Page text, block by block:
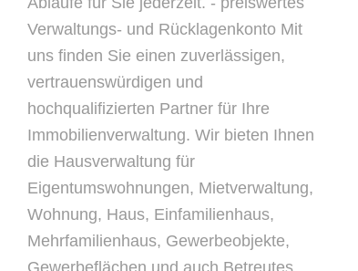
Verwaltungs- und Rücklagenkonto Mit
uns finden Sie einen zuverlässigen,
vertrauenswürdigen und
hochqualifizierten Partner für Ihre
Immobilienverwaltung. Wir bieten Ihnen
die Hausverwaltung für
Eigentumswohnungen, Mietverwaltung,
Wohnung, Haus, Einfamilienhaus,
Mehrfamilienhaus, Gewerbeobjekte,